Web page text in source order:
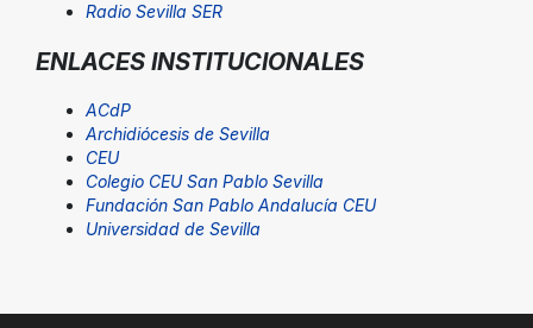
Radio Sevilla SER
ENLACES INSTITUCIONALES
ACdP
Archidiócesis de Sevilla
CEU
Colegio CEU San Pablo Sevilla
Fundación San Pablo Andalucía CEU
Universidad de Sevilla